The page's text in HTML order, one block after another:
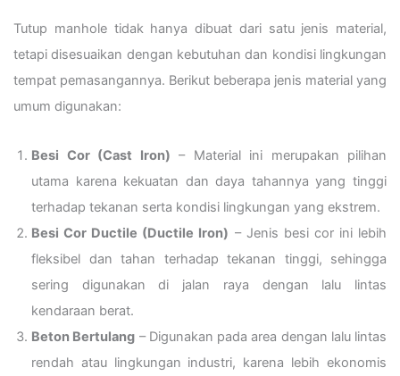
Tutup manhole tidak hanya dibuat dari satu jenis material,
tetapi disesuaikan dengan kebutuhan dan kondisi lingkungan
tempat pemasangannya. Berikut beberapa jenis material yang
umum digunakan:
Besi Cor (Cast Iron) – Material ini merupakan pilihan
utama karena kekuatan dan daya tahannya yang tinggi
terhadap tekanan serta kondisi lingkungan yang ekstrem.
Besi Cor Ductile (Ductile Iron) – Jenis besi cor ini lebih
fleksibel dan tahan terhadap tekanan tinggi, sehingga
sering digunakan di jalan raya dengan lalu lintas
kendaraan berat.
Beton Bertulang – Digunakan pada area dengan lalu lintas
rendah atau lingkungan industri, karena lebih ekonomis